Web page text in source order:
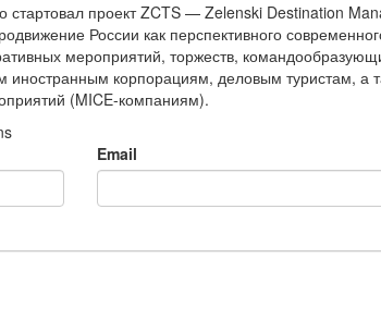
стартовал проект ZCTS — Zelenski Destination
России как перспективного
мероприятий, торжеств,
иностранным корпорациям, деловым туристам, а
(MICE-компаниям).
Email